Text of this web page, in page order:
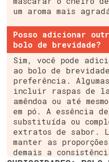
um aroma mais
Posso adicionar
bolo de brevidade?
Sim, você pode
ao bolo de
preferência.
incluir raspas de
amêndoa ou até
em pó. A essência
substituída ou
extratos de sabor.
manter as
demais a